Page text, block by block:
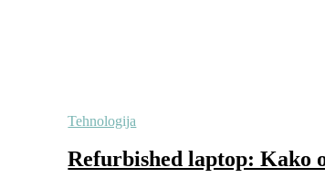
Tehnologija
Refurbished laptop: Kako